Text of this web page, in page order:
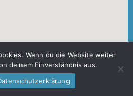
Wenn du die Website weiter
deinem Einverständnis aus.